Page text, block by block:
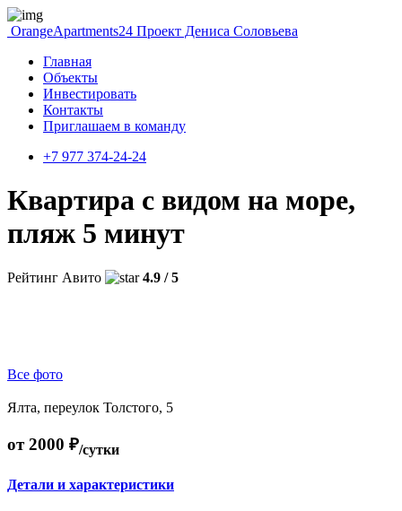
OrangeApartments24 Проект Дениса Соловьева
Главная
Объекты
Инвестировать
Контакты
Приглашаем в команду
+7 977 374-24-24
Квартира с видом на море,
пляж 5 минут
Рейтинг Авито 4.9 / 5
Все фото
Ялта, переулок Толстого, 5
от 2000 ₽/сутки
Детали и характеристики